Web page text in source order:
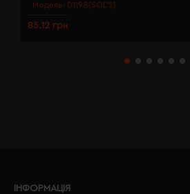
Модель: 01198(SOL’S)
85.12 грн
ІНФОРМАЦІЯ